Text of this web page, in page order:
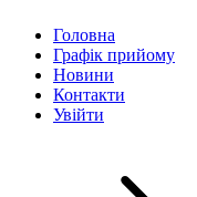
Головна
Графік прийому
Новини
Контакти
Увійти